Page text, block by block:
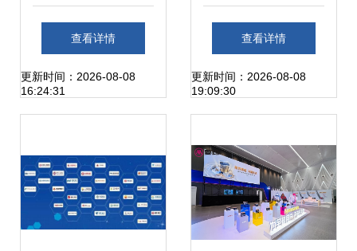
——泛微网络科技
公司新产品发布会
络技术服务领域
查看详情
更新时间：2026-08-08
16:24:31
化》| 山石网科:以
自研ASIC芯片构建
术服务全流程探讨
查看详情
更新时间：2026-08-08
19:09:30